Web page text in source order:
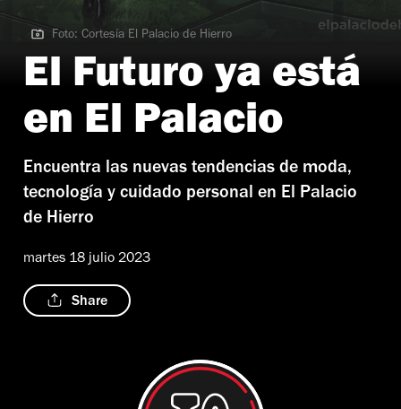
Foto: Cortesía El Palacio de Hierro
Foto: Cortesía El Palacio de Hierro
El Futuro ya está
en El Palacio
Encuentra las nuevas tendencias de moda,
tecnología y cuidado personal en El Palacio
de Hierro
martes 18 julio 2023
Share